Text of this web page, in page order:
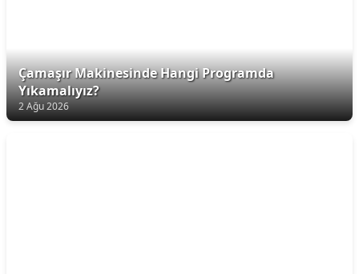
Çamaşır Makinesinde Hangi Programda
Yıkamalıyız?
2 Ağu 2026